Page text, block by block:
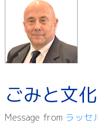
ごみと文化
Message from ラッセ